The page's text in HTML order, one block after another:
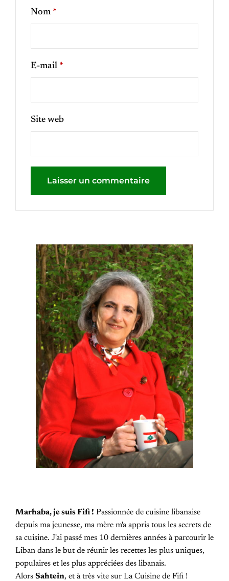
Nom *
E-mail *
Site web
Marhaba, je suis Fifi ! Passionnée de cuisine libanaise
depuis ma jeunesse, ma mère m'a appris tous les secrets de
sa cuisine. J'ai passé mes 10 dernières années à parcourir le
Liban dans le but de réunir les recettes les plus uniques,
populaires et les plus appréciées des libanais.
Alors Sahtein, et à très vite sur La Cuisine de Fifi !